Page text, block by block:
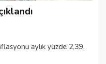
aylık yüzde 2,39,